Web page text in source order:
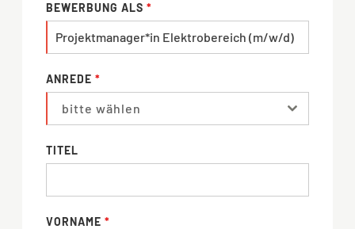
BEWERBUNG ALS *
ANREDE *
bitte wählen
TITEL
VORNAME *